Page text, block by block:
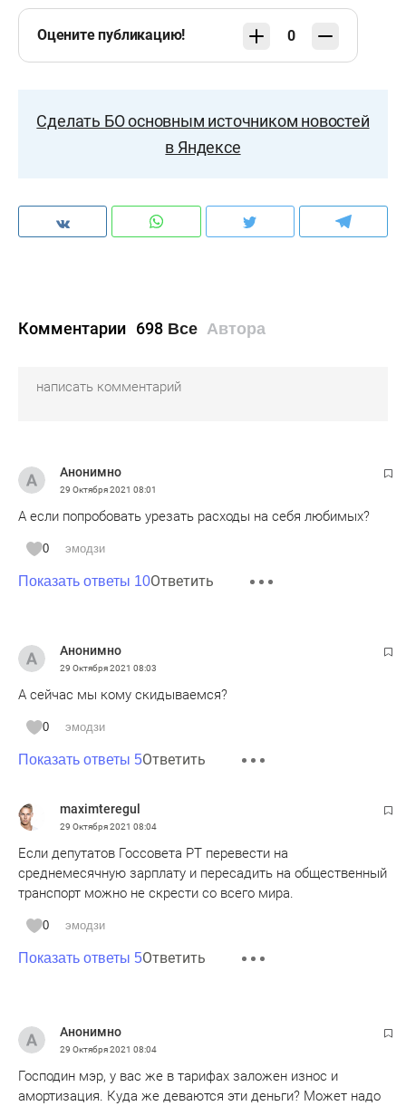
Оцените публикацию! 0
Сделать БО основным источником новостей
в Яндексе
Комментарии 698 Все Автора
Анонимно
29 Октября 2021 08:01
А если попробовать урезать расходы на себя любимых?
0 эмодзи
Показать ответы 10Ответить
Анонимно
29 Октября 2021 08:03
А сейчас мы кому скидываемся?
0 эмодзи
Показать ответы 5Ответить
maximteregul
29 Октября 2021 08:04
Если депутатов Госсовета РТ перевести на
среднемесячную зарплату и пересадить на общественный
транспорт можно не скрести со всего мира.
0 эмодзи
Показать ответы 5Ответить
Анонимно
29 Октября 2021 08:04
Господин мэр, у вас же в тарифах заложен износ и
амортизация. Куда же деваются эти деньги? Может надо